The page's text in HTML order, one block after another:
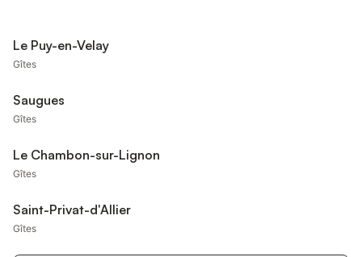
Le Puy-en-Velay
Gîtes
Saugues
Gîtes
Le Chambon-sur-Lignon
Gîtes
Saint-Privat-d'Allier
Gîtes